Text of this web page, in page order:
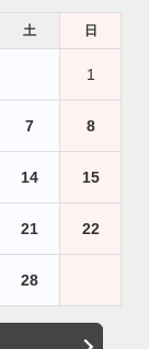
土 日
1
7 8
14 15
21 22
28